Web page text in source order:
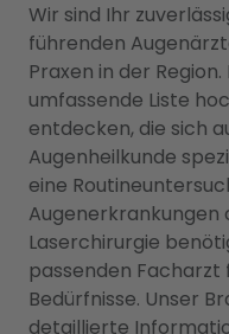
Wir sind Ihr
führenden
Praxen in der
umfassende Liste
entdecken, die sich
Augenheilkunde
eine
Augenerkrankungen
Laserchirurgie
passenden Facharzt
Bedürfnisse. Unser
detaillierte